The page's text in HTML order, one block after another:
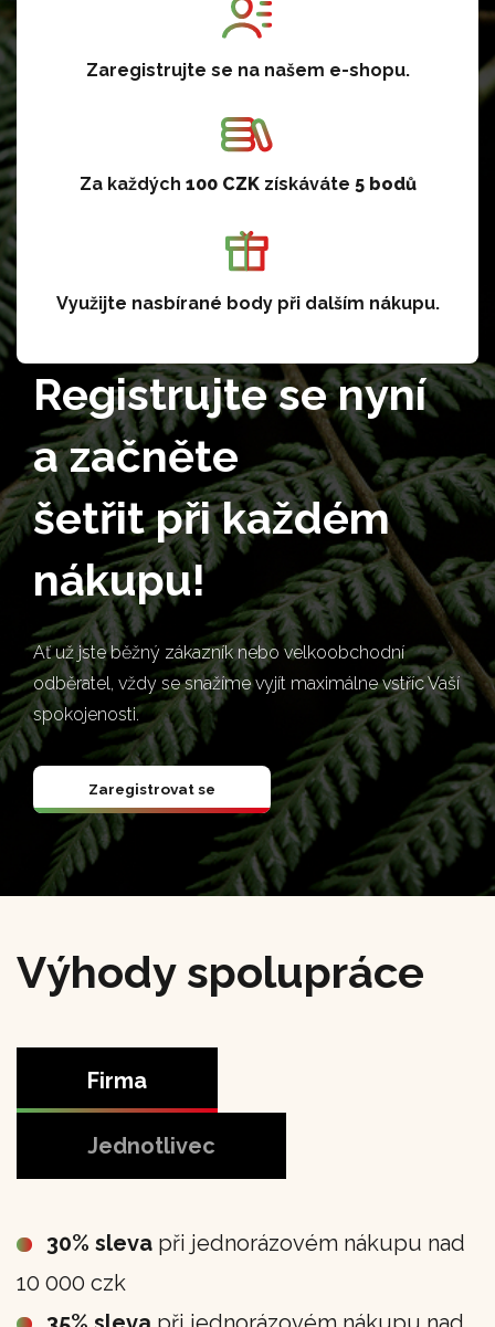
Zaregistrujte se na našem e-shopu.
Za každých 100 CZKzískáváte 5 bodů
Využijte nasbírané body při dalším nákupu.
Registrujte se nyní
a začněte
šetřit při každém
nákupu!
Ať už jste běžný zákazník nebo velkoobchodní
odběratel, vždy se snažíme vyjít maximálne vstříc Vaší
spokojenosti.
Zaregistrovat se
Výhody spolupráce
Firma
Jednotlivec
30% sleva při jednorázovém nákupu nad
10 000 czk